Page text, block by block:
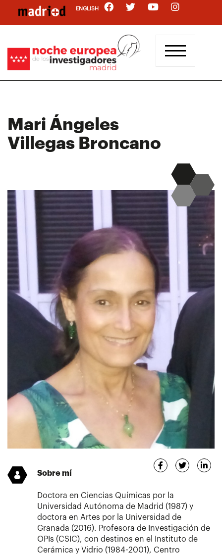
contenido
ENGLISH
Mari Ángeles
Villegas Broncano
Sobre mí
Doctora en Ciencias Químicas por la
Universidad Autónoma de Madrid (1987) y
doctora en Artes por la Universidad de
Granada (2016). Profesora de Investigación de
OPIs (CSIC), con destinos en el Instituto de
Cerámica y Vidrio (1984-2001), Centro